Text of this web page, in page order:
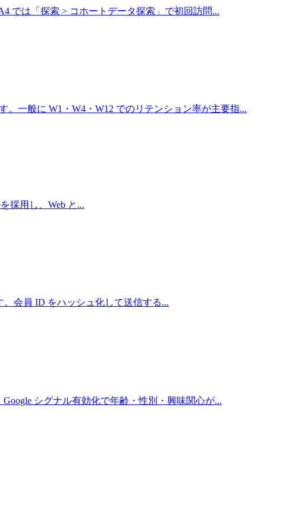
では「探索 > コホートデータ探索」で初回訪問...
一般に W1・W4・W12 でのリテンション率が主要指...
採用し、Web と ...
会員 ID をハッシュ化して送信する...
シグナル有効化で年齢・性別・興味関心が...